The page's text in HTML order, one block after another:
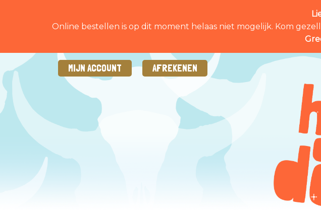
Online bestellen is op dit moment helaas niet mogelijk. Kom
MIJN ACCOUNT AFREKENEN